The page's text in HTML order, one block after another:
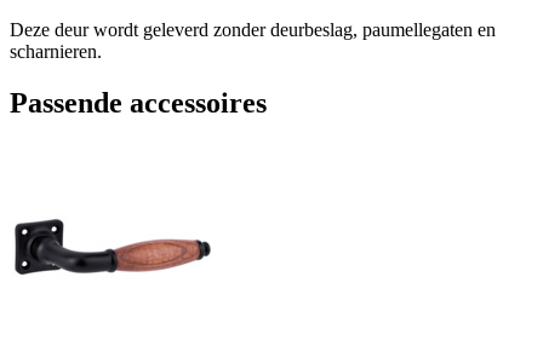
Deze deur wordt geleverd zonder deurbeslag, paumellegaten en
scharnieren.
Passende accessoires